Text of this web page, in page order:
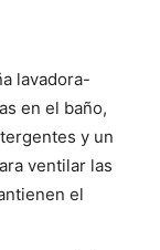
lavadora-
en el baño,
y un
ventilar las
el